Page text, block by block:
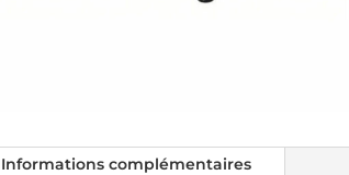
Informations complémentaires